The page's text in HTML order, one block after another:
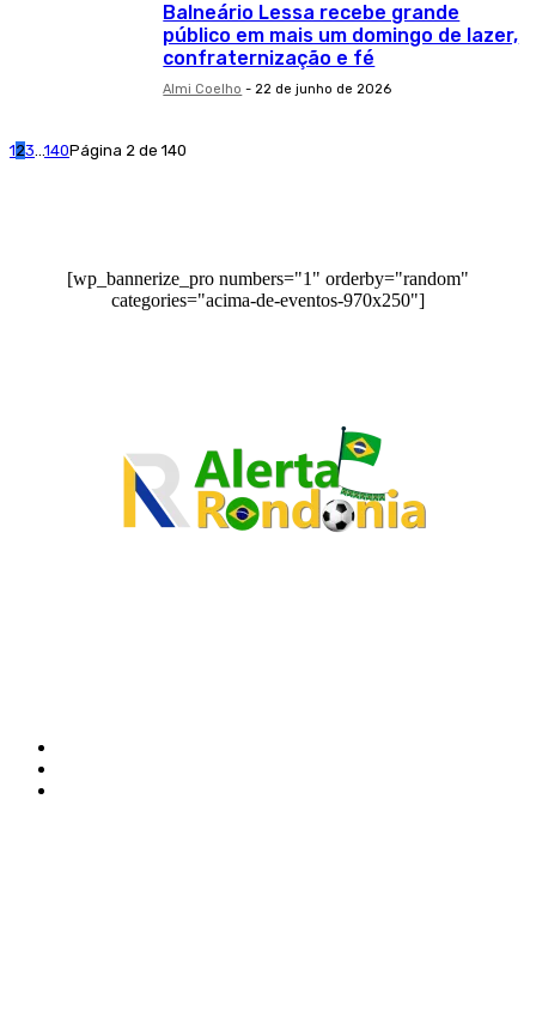
Balneário Lessa recebe grande
público em mais um domingo de lazer,
confraternização e fé
Almi Coelho - 22 de junho de 2026
123...140Página 2 de 140
[wp_bannerize_pro numbers="1" orderby="random"
categories="acima-de-eventos-970x250"]